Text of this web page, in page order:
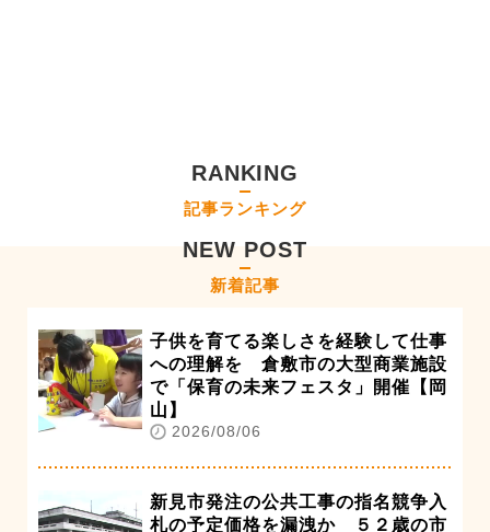
RANKING
記事ランキング
NEW POST
新着記事
子供を育てる楽しさを経験して仕事
への理解を 倉敷市の大型商業施設
で「保育の未来フェスタ」開催【岡
山】
2026/08/06
新見市発注の公共工事の指名競争入
札の予定価格を漏洩か ５２歳の市